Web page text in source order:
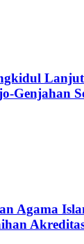
Genjahan
Agama